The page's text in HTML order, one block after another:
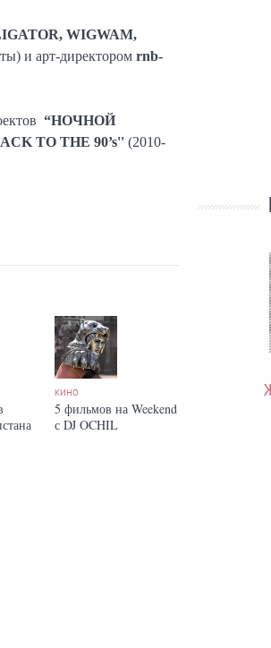
WIGWAM,
и арт-директором rnb-
“НОЧНОЙ
TO THE 90’s'' (2010-
КИНО
5 фильмов на Weekend
с DJ OCHIL